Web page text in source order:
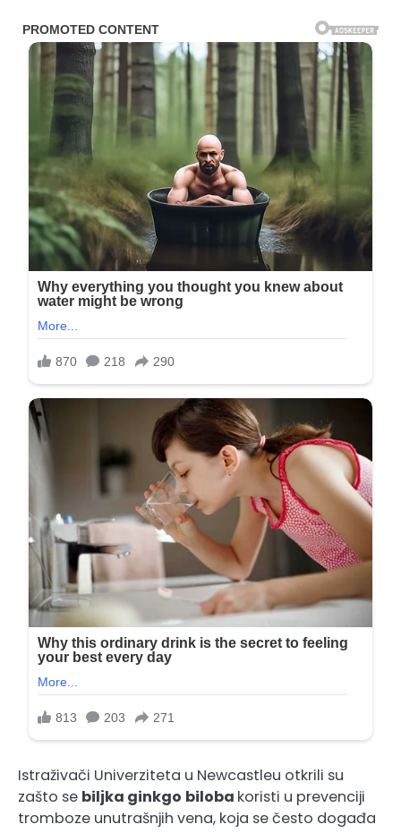
Istraživači Univerziteta u Newcastleu otkrili su
zašto se biljka ginkgo biloba koristi u prevenciji
tromboze unutrašnjih vena, koja se često događa